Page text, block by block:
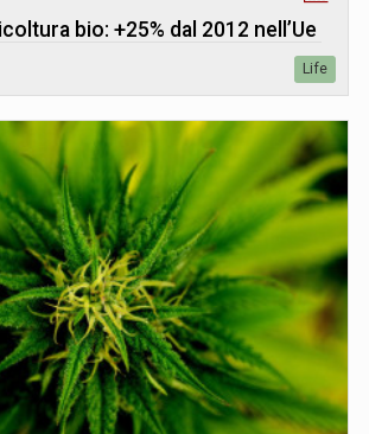
bio: +25% dal 2012 nell’Ue
Life